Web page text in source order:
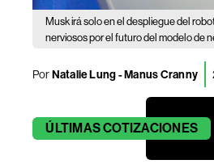
Musk irá solo en el despliegue del
nerviosos por el futuro del modelo de
PorNatalie Lung - Manus Cranny
ÚLTIMASCOTIZACIONES